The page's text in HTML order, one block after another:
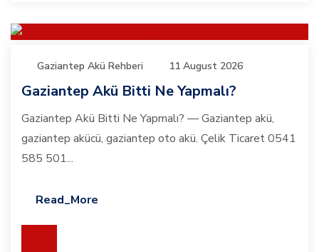
Gaziantep Akü Rehberi 11 August 2026
Gaziantep Akü Bitti Ne Yapmalı?
Gaziantep Akü Bitti Ne Yapmalı? — Gaziantep akü,
gaziantep akücü, gaziantep oto akü. Çelik Ticaret 0541
585 501...
Read_More